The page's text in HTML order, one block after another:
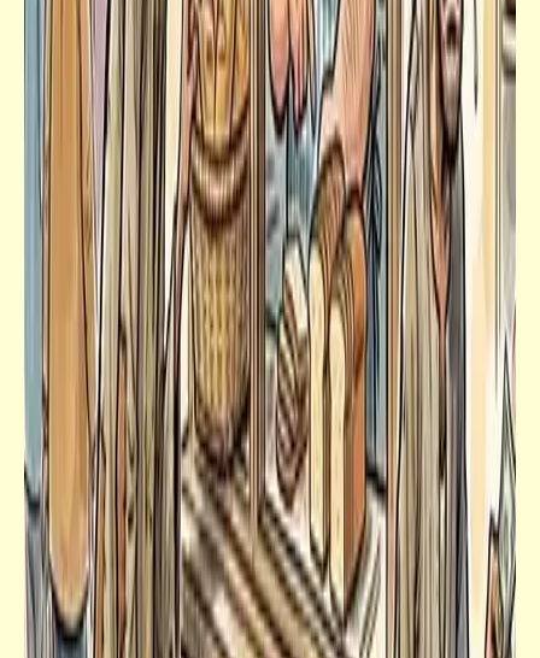
قصص_نهاية العالم
الفصل السادس (2) | نهاية العالم
حكم
أكبر دليل على أن المواطن المصري يحتمل ما لا
يتحمله الحديد نفسه | الحديد بُلي واحنا لم بُلينا